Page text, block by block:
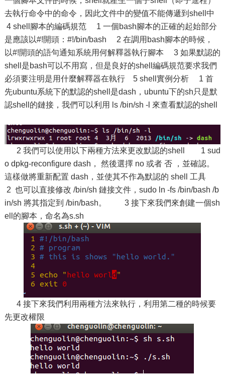
去執行命令中的命令，因此文件中的變值不能傳遞到shell中
4 shell腳本的編碼規范 1 一個bash腳本的正確的起始部分
是應該以#!開頭：#!/bin/bash 2 在調用bash腳本的時候，
以#!開頭的語句通知系統用何解釋器執行腳本 3 如果默認的
shell是bash可以不用寫，但是良好的shell編碼規范要求我們
必須要注明是用什麼解釋器在執行 5 shell實例分析 1 首
先ubuntu系統下的默認的shell是dash，ubuntu下的sh只是默
認shell的鏈接，我們可以利用 ls /bin/sh -l 來查看默認的shell
2 我們可以使用以下兩種方法來更改默認的shell 1 sud
o dpkg-reconfigure dash， 然後選擇 no 或者 否 ，並確認。
這樣做將重新配置 dash，並使其不作為默認的 shell 工具
2 也可以直接修改 /bin/sh 鏈接文件，sudo ln -fs /bin/bash /b
in/sh 將其指定到 /bin/bash。 3 接下來我們來創建一個sh
ell的腳本，命名為s.sh
4 接下來我們利用兩種方法來執行，利用第二種的時候要
先更改權限